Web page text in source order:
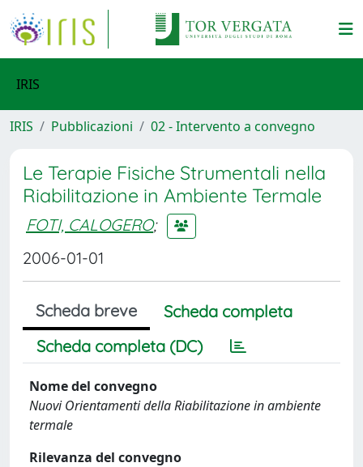
IRIS
IRIS Pubblicazioni 02 - Intervento a convegno
Le Terapie Fisiche Strumentali nella
Riabilitazione in Ambiente Termale
FOTI, CALOGERO;
2006-01-01
Scheda breve
Scheda completa
Scheda completa (DC)
Nome del convegno
Nuovi Orientamenti della Riabilitazione in ambiente
termale
Rilevanza del convegno